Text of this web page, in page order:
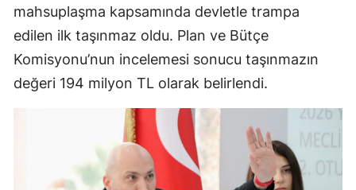
mahsuplaşma kapsamında devletle trampa
edilen ilk taşınmaz oldu. Plan ve Bütçe
Komisyonu’nun incelemesi sonucu taşınmazın
değeri 194 milyon TL olarak belirlendi.